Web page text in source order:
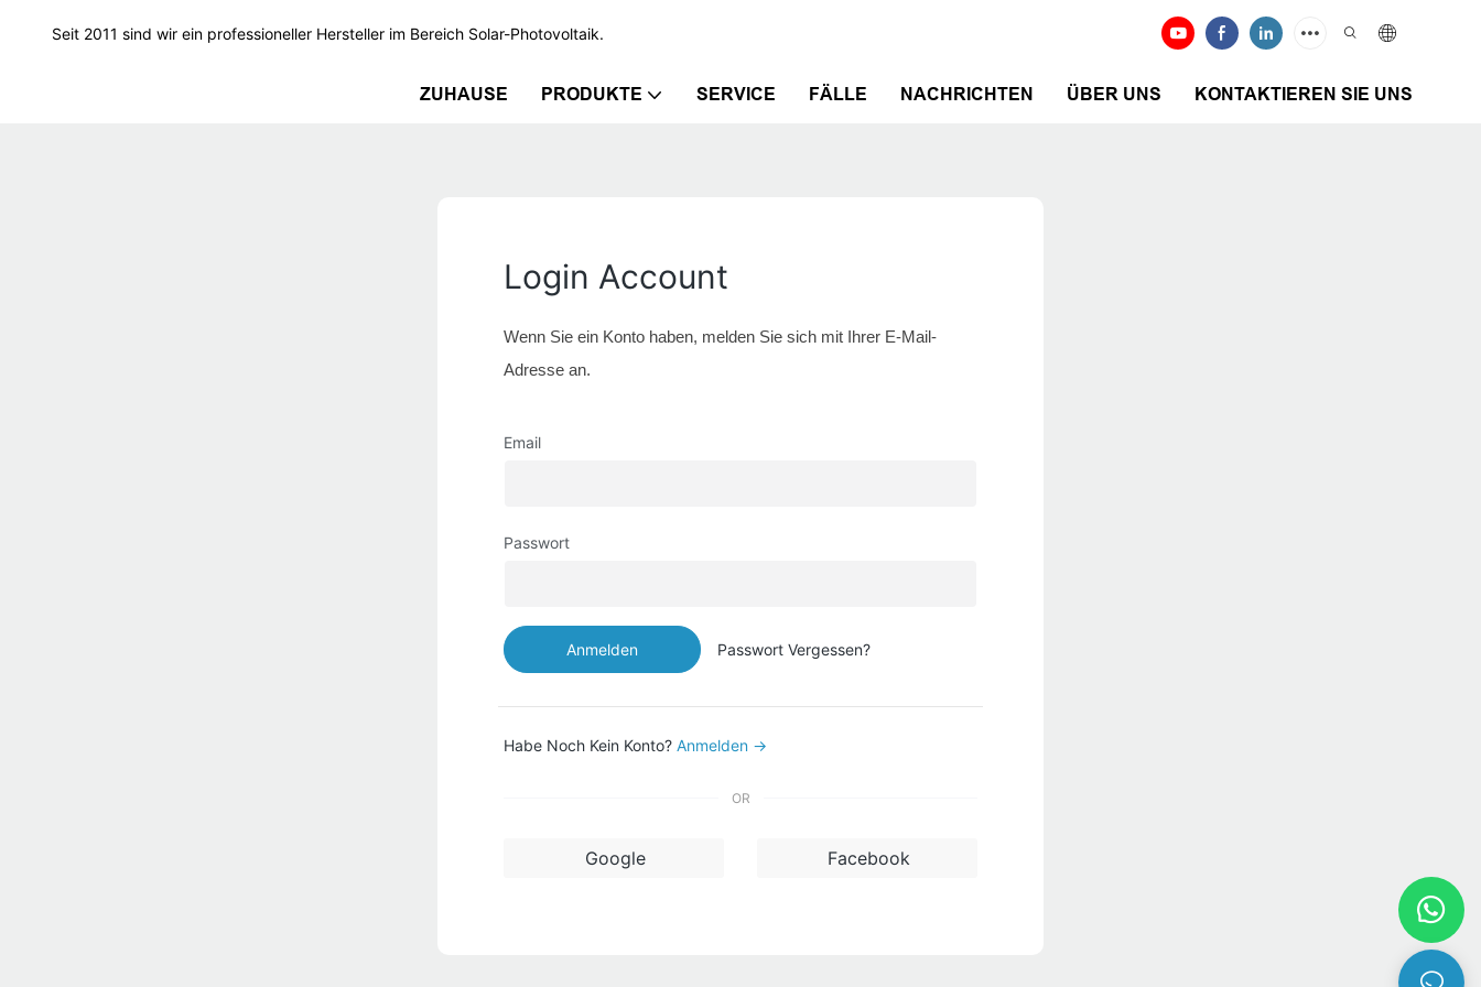
Seit 2011 sind wir ein professioneller Hersteller im Bereich Solar-Photovoltaik.
ZUHAUSE PRODUKTE SERVICE FÄLLE NACHRICHTEN ÜBER UNS KONTAKTIEREN SIE UNS
Login Account
Wenn Sie ein Konto haben, melden Sie sich mit Ihrer E-Mail-
Adresse an.
Email
Passwort
Anmelden Passwort Vergessen?
Habe Noch Kein Konto? Anmelden →
OR
Google Facebook